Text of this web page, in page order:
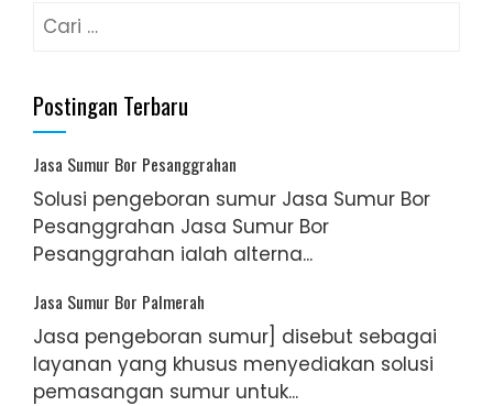
Cari
Postingan Terbaru
Jasa Sumur Bor Pesanggrahan
Solusi pengeboran sumur Jasa Sumur Bor
Pesanggrahan Jasa Sumur Bor
Pesanggrahan ialah alterna...
Jasa Sumur Bor Palmerah
Jasa pengeboran sumur] disebut sebagai
layanan yang khusus menyediakan solusi
pemasangan sumur untuk...